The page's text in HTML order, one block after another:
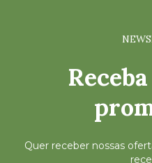
Quer receber nossas